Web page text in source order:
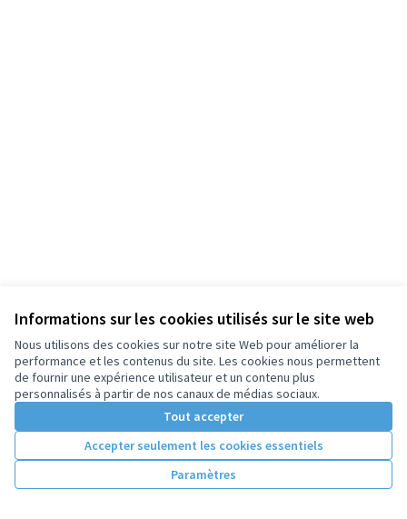
Informations sur les cookies utilisés sur le site web
Nous utilisons des cookies sur notre site Web pour améliorer la
performance et les contenus du site. Les cookies nous permettent
de fournir une expérience utilisateur et un contenu plus
personnalisés à partir de nos canaux de médias sociaux.
Tout accepter
Accepter seulement les cookies essentiels
Paramètres